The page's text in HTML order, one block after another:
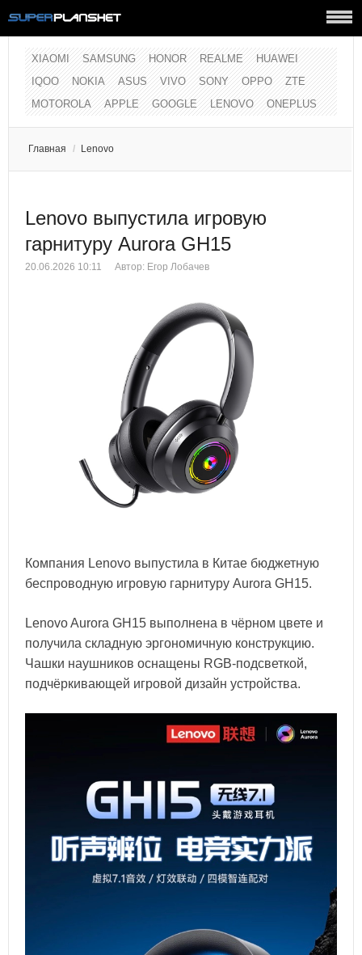
XIAOMI SAMSUNG HONOR REALME
HUAWEI
IQOO
NOKIA ASUS VIVO SONY OPPO
ZTE
MOTOROLA
APPLE GOOGLE LENOVO ONEPLUS
Главная / Lenovo
Lenovo выпустила игровую
гарнитуру Aurora GH15
20.06.2026 10:11 Автор: Егор Лобачев
Компания Lenovo выпустила в Китае бюджетную
беспроводную игровую гарнитуру Aurora GH15.
Lenovo Aurora GH15 выполнена в чёрном цвете и
получила складную эргономичную конструкцию.
Чашки наушников оснащены RGB-подсветкой,
подчёркивающей игровой дизайн устройства.